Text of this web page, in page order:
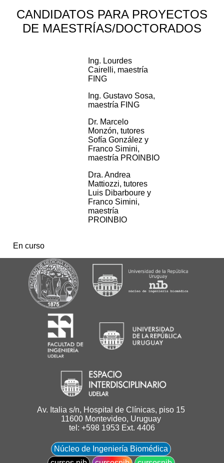
CANDIDATOS PARA PROYECTOS
DE MAESTRÍAS/DOCTORADOS
Ing. Lourdes
Cairelli, maestría
FING
Ing. Gustavo Sosa,
maestría FING
Dr. Marcelo
Monzón, tutores
Sofía González y
Franco Simini,
maestría PROINBIO
Dra. Andrea
Mattiozzi, tutores
Luis Dibarboure y
Franco Simini,
maestría
PROINBIO
En curso
Av. Italia s/n, Hospital de Clínicas, piso 15
11600 Montevideo, Uruguay
tel: +598 1953 Ext. 4406
Núcleo de Ingeniería Biomédica